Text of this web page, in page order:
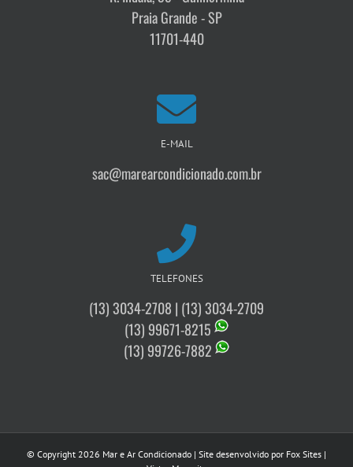
Praia Grande - SP
11701-440
E-MAIL
sac@marearcondicionado.com.br
TELEFONES
(13) 3034-2708 | (13) 3034-2709
(13) 99671-8215
(13) 99726-7882
© Copyright 2026 Mar e Ar Condicionado | Site desenvolvido por Fox Sites |